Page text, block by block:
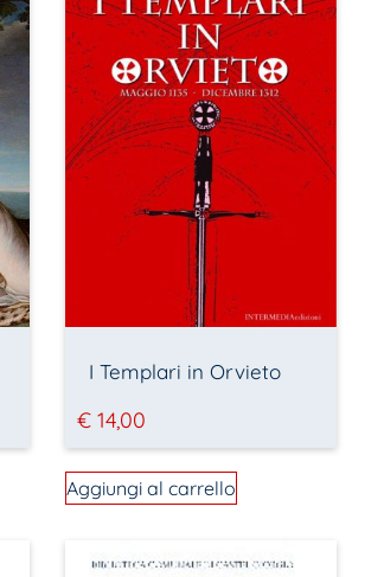
I Templari in Orvieto
€ 14,00
Aggiungi al carrello